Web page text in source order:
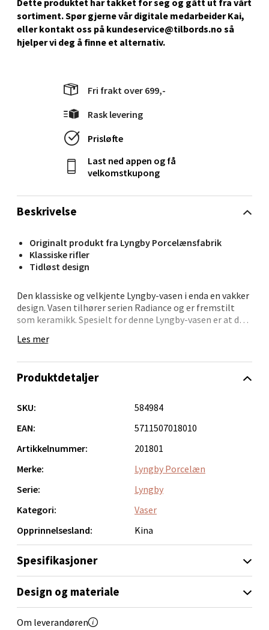
sortiment. Spør gjerne vår digitale medarbeider Kai,
eller kontakt oss på kundeservice@tilbords.no så
hjelper vi deg å ﬁnne et alternativ.
Beskrivelse
Originalt produkt fra Lyngby Porcelænsfabrik
Klassiske rifler
Tidløst design
Den klassiske og velkjente Lyngby-vasen i enda en vakker
design. Vasen tilhører serien Radiance og er fremstilt
som keramikk. Spesielt for denne Lyngby-vasen er at den
uttrykk. Denne vakre, blå Lyngby Radiance-vasen måler
innredningselement i et moderne hjem hvor det legges
bare et utstillingselement. Sett blomster i vasen og
hånd.
Les mer
Fri frakt over 699,-
Rask levering
Prisløfte
Last ned appen og få
velkomstkupong
Produktdetaljer
SKU:
584984
EAN:
5711507018010
Artikkelnummer:
201801
Merke:
Lyngby Porcelæn
Serie:
Lyngby
Kategori:
Vaser
Opprinnelsesland:
Kina
Spesifikasjoner
Design og materiale
Om leverandøren
Stavanger og Sandnes - Kilden
Senter
Åpent i dag 10-20
0 i butikk
Stavanger og Sandnes - Kvadrat
Åpent i dag 10-21
0 i butikk
Velg
Bergen - Thon Senter Lagunen
Laguneveien 1, 5239 Bergen
Kristiansand - Markens
Åpent i dag 09-18
0 i butikk
Velg